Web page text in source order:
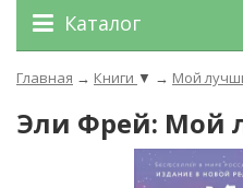
Каталог
Главная → Книги ▼ → Мой
Эли Фрей: Мой